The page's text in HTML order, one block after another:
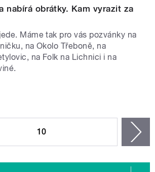
nabírá obrátky. Kam vyrazit za
Máme tak pro vás pozvánky na
na Okolo Třeboně, na
na Folk na Lichnici i na
10